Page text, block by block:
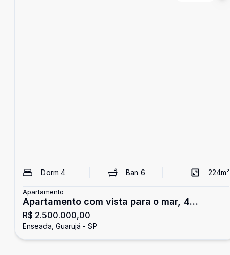
Dorm 4 Ban 6 224m²
Apartamento
Apartamento com vista para o mar, 4
dormitórios, Tortugas, Guarujá
R$ 2.500.000,00
Enseada, Guarujá - SP